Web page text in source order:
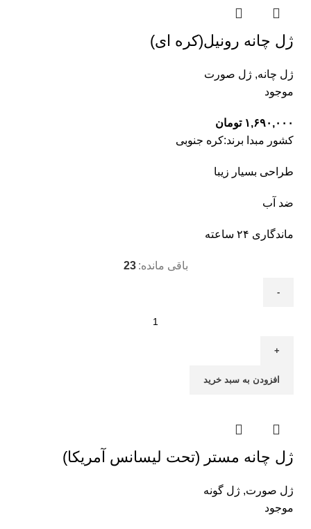
ژل چانه رونیل(کره ای)
ژل چانه, ژل صورت
موجود
۱,۶۹۰,۰۰۰ تومان
کشور مبدا برند:کره جنوبی
طراحی بسیار زیبا
ضد آب
ماندگاری ۲۴ ساعته
باقی مانده: 23
افزودن به سبد خرید
ژل چانه مستر (تحت لیسانس آمریکا)
ژل صورت, ژل گونه
موجود